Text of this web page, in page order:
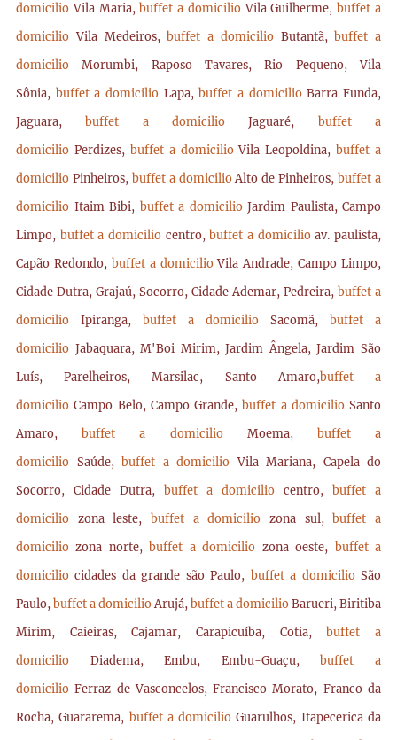
domicilioVila Maria,buffet a domicilioVila Guilherme,buffet a
domicilioVila Medeiros,buffet a domicilio Butantã,buffet a
domicilioMorumbi, Raposo Tavares, Rio Pequeno, Vila
Sônia, buffet a domicilio Lapa,buffet a domicilioBarra Funda,
Jaguara,buffet a domicilioJaguaré, buffet a
domicilio Perdizes, buffet a domicilioVila Leopoldina,buffet a
domicilio Pinheiros, buffet a domicilioAlto de Pinheiros,buffet a
domicilio Itaim Bibi, buffet a domicilio Jardim Paulista, Campo
Limpo, buffet a domicilio centro,buffet a domicilioav. paulista,
Capão Redondo, buffet a domicilioVila Andrade, Campo Limpo,
Cidade Dutra, Grajaú, Socorro, Cidade Ademar, Pedreira, buffet a
domicilio Ipiranga, buffet a domicilio Sacomã, buffet a
domicilio Jabaquara, M'Boi Mirim, Jardim Ângela, Jardim São
Luís, Parelheiros, Marsilac, Santo Amaro,buffet a
domicilioCampo Belo, Campo Grande,buffet a domicilio Santo
Amaro,buffet a domicilio Moema, buffet a
domicilio Saúde, buffet a domicilioVila Mariana, Capela do
Socorro, Cidade Dutra, buffet a domicilio centro, buffet a
domicilio zona leste,buffet a domiciliozona sul,buffet a
domiciliozona norte,buffet a domicilio zona oeste, buffet a
domiciliocidades da grande são Paulo, buffet a domicilioSão
Paulo, buffet a domicilioArujá, buffet a domicilioBarueri, Biritiba
Mirim, Caieiras, Cajamar, Carapicuíba, Cotia,buffet a
domicilio Diadema, Embu, Embu-Guaçu,buffet a
domicilioFerraz de Vasconcelos, Francisco Morato, Franco da
Rocha, Guararema, buffet a domicilioGuarulhos, Itapecerica da